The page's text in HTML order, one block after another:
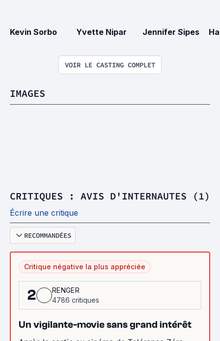
Kevin Sorbo Yvette Nipar Jennifer Sipes
VOIR LE CASTING COMPLET
IMAGES
CRITIQUES : AVIS D'INTERNAUTES (1)
Écrire une critique
RECOMMANDÉES
Critique négative la plus appréciée
2
RENGER
4786 critiques
Un vigilante-movie sans grand intérêt